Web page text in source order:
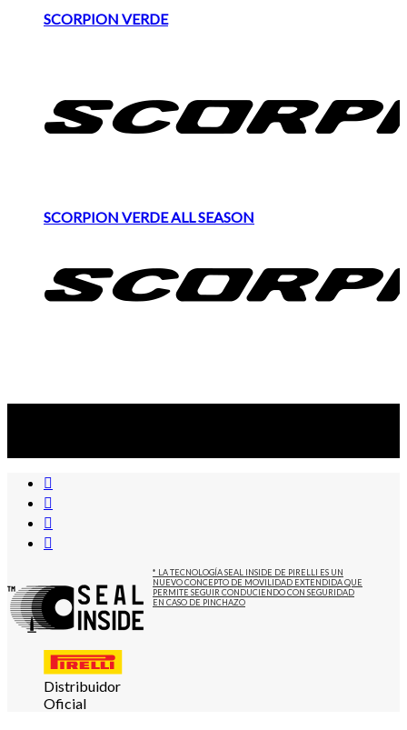
SCORPION VERDE
SCORPION VERDE ALL SEASON
* LA TECNOLOGÍA SEAL INSIDE DE PIRELLI ES UN
NUEVO CONCEPTO DE MOVILIDAD EXTENDIDA QUE
PERMITE SEGUIR CONDUCIENDO CON SEGURIDAD
EN CASO DE PINCHAZO
Distribuidor
Oficial